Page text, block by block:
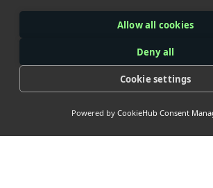
Allow all cookies
Deny all
Cookie settings
Powered by CookieHub Consent